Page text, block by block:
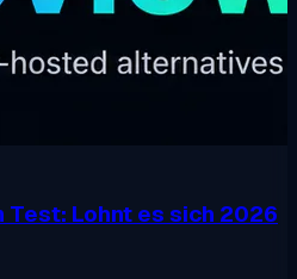
Lohnt es sich 2026